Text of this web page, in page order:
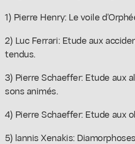
1) Pierre Henry: Le voile
2) Luc Ferrari: Etude aux
tendus.
3) Pierre Schaeffer: Etude aux
sons animés.
4) Pierre Schaeffer: Etude aux
5) lannis Xenakis: